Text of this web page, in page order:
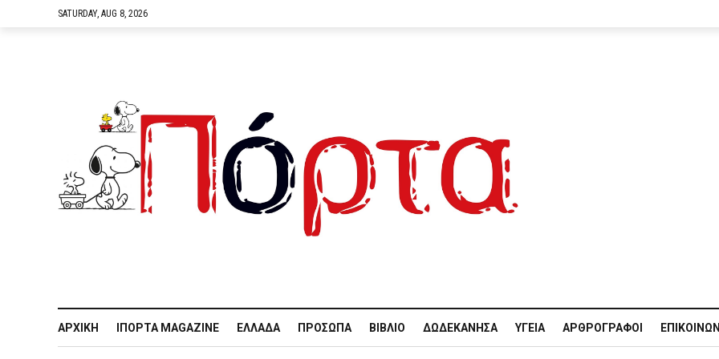
SATURDAY, AUG 8, 2026
ΑΡΧΙΚΉ IΠΌΡΤΑ MAGAZINE ΕΛΛΆΔΑ ΠΡΌΣΩΠΑ ΒΙΒΛΊΟ ΔΩΔΕΚΆΝΗΣΑ ΥΓΕΊΑ ΑΡΘΡΟΓΡΆΦΟΙ